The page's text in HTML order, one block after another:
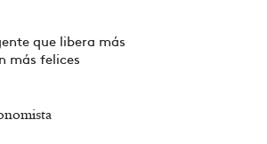
que libera más
más felices